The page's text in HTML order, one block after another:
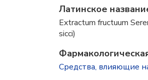
Латинское
Extractum fructuum
sicci)
Средства, влияющие